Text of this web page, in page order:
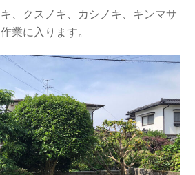
、クスノキ、カシノキ、キンマサ
業に入ります。